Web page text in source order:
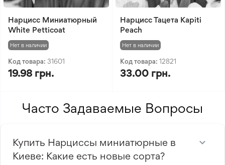
Нарцисс Миниатюрный
White Petticoat
Нет в наличии
Код товара: 31601
19.98 грн.
Нарцисс Тацета Kapiti
Peach
Нет в наличии
Код товара: 12821
33.00 грн.
Часто Задаваемые Вопросы
Купить Нарциссы миниатюрные в
Киеве: Какие есть новые сорта?